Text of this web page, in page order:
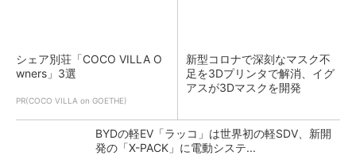
シェア別荘「COCO VILLA O
wners」3選
PR(COCO VILLA on GOETHE)
新型コロナで深刻なマスク不
足を3Dプリンタで解消、イグ
アスが3Dマスクを開発
BYDの軽EV「ラッコ」は世界初の軽SDV、新開
発の「X-PACK」に電動システ...